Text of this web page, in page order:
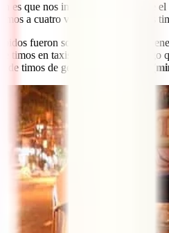
es que nos intenten timar durante
a cuatro viajeros relatando los
fueron sobre taxis, buses y
en taxis en el episodio. Algo
de timos de gente que no lo hizo